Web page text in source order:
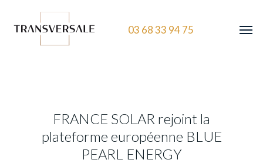
03 68 33 94 75
FRANCE SOLAR rejoint la
plateforme européenne BLUE
PEARL ENERGY